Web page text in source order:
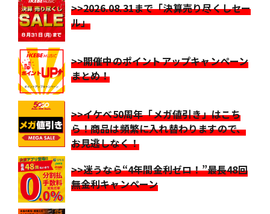
>>2026.08.31まで「決算売り尽くしセー
ル」
>>開催中のポイントアップキャンペーン
まとめ！
>>イケベ50周年「メガ値引き」はこち
ら！商品は頻繁に入れ替わりますので、
お見逃しなく！
>>迷うなら“4年間金利ゼロ！”最長48回
無金利キャンペーン